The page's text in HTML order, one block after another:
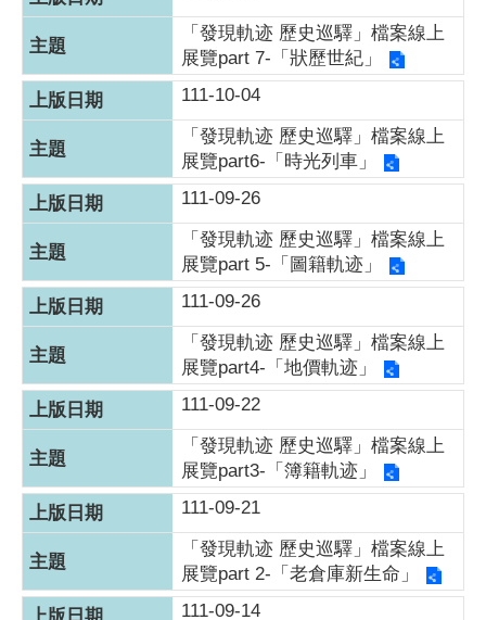
「發現軌迹 歷史巡驛」檔案線上
展覽part 7-「狀歷世紀」
111-10-04
「發現軌迹 歷史巡驛」檔案線上
展覽part6-「時光列車」
111-09-26
「發現軌迹 歷史巡驛」檔案線上
展覽part 5-「圖籍軌迹」
111-09-26
「發現軌迹 歷史巡驛」檔案線上
展覽part4-「地價軌迹」
111-09-22
「發現軌迹 歷史巡驛」檔案線上
展覽part3-「簿籍軌迹」
111-09-21
「發現軌迹 歷史巡驛」檔案線上
展覽part 2-「老倉庫新生命」
111-09-14